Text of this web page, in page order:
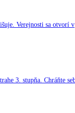
Verejnosti sa otvorí v
3. stupňa. Chráňte